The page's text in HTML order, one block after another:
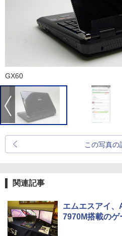
GX60
この写真の
関連記事
エムエスアイ
7970M搭載のゲ